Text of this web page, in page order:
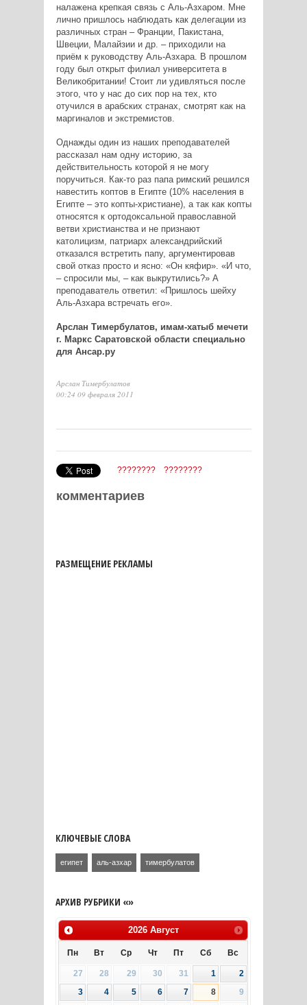
налажена крепкая связь с Аль-Азхаром. Мне
лично пришлось наблюдать как делегации из
различных стран – Франции, Пакистана,
Швеции, Малайзии и др. – приходили на
приём к руководству Аль-Азхара. В прошлом
году был открыт филиал университета в
Великобритании! Стоит ли удивляться после
этого, что у нас до сих пор на тех, кто
отучился в арабских странах, смотрят как на
маргиналов и экстремистов.
Однажды один из наших преподавателей
рассказал нам одну историю, за
действительность которой я не могу
поручиться. Как-то раз папа римский решился
навестить коптов в Египте (10% населения в
Египте – это копты-христиане), а так как копты
относятся к ортодоксальной православной
ветви христианства и не признают
католицизм, патриарх александрийский
отказался встретить папу, аргументировав
свой отказ просто и ясно: «Он кяфир». «И что,
– спросили мы, – как выкрутились?» А
преподаватель ответил: «Пришлось шейху
Аль-Азхара встречать его».
Арслан Тимербулатов, имам-хатыб мечети
г. Маркс Саратовской области специально
для Ансар.ру
Арслан Тимербулатов
00:24 09 февраля 2011
???????? ????????
комментариев
РАЗМЕЩЕНИЕ РЕКЛАМЫ
КЛЮЧЕВЫЕ СЛОВА
египет аль-азхар тимербулатов
АРХИВ РУБРИКИ «»
2026 Август
Пн Вт Ср Чт Пт Сб Вс
27 28 29 30 31 1
2
3
4 5 6 7 8
9